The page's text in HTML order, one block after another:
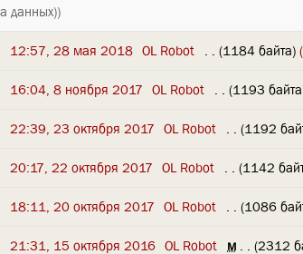
данных))
12:57, 28 мая 2018 OL Robot . . (1184 байта)
16:04, 8 ноября 2017 OL Robot . . (1193
22:39, 23 октября 2017 OL Robot . . (1192
20:17, 22 октября 2017 OL Robot . . (1142
18:11, 20 октября 2017 OL Robot . . (1086
21:31, 15 октября 2016 OL Robot м . . (2312